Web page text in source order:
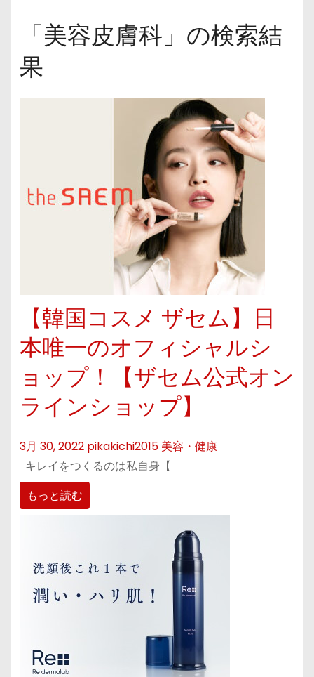
「美容皮膚科」の検索結
果
【韓国コスメ ザセム】日
本唯一のオフィシャルシ
ョップ！【ザセム公式オン
ラインショップ】
3月 30, 2022 pikakichi2015 美容・健康
キレイをつくるのは私自身【
もっと読む